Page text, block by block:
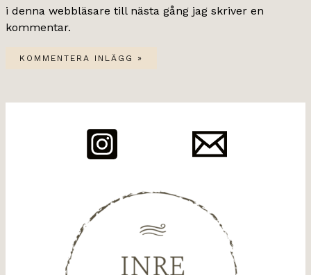
i denna webbläsare till nästa gång jag skriver en
kommentar.